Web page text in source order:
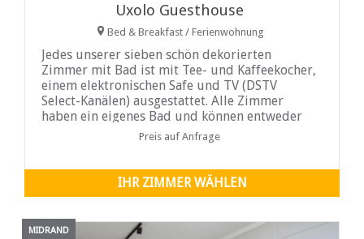
Uxolo Guesthouse
Bed & Breakfast / Ferienwohnung
Jedes unserer sieben schön dekorierten
Zimmer mit Bad ist mit Tee- und Kaffeekocher,
einem elektronischen Safe und TV (DSTV
Select-Kanälen) ausgestattet. Alle Zimmer
haben ein eigenes Bad und können entweder
als Doppelbett (Kingsize-Bett) oder als
Zweibettzimmer (zwei Einzelbetten)
Preis auf Anfrage
IHR ZIMMER WÄHLEN
MIDRAND